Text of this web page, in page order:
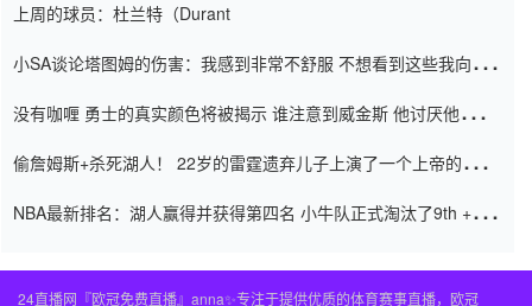
上周的球员：杜兰特（Durant
小SA谈论塔图姆的伤害：我感到非常不舒服 不想看到这些我向他
没有咖喱 勇士的真实颜色将被揭示 谁注意到威金斯 他讨厌他的老
偷詹姆斯+杀死湖人！ 22岁的雷霆遗弃儿子上演了一个上帝的剧
NBA最新排名：湖人赢得并获得第四名 小牛队正式淘汰了9th + 76
24直播网『欧冠免费直播』anna✨专注于提供优质的体育赛事直播，欧冠